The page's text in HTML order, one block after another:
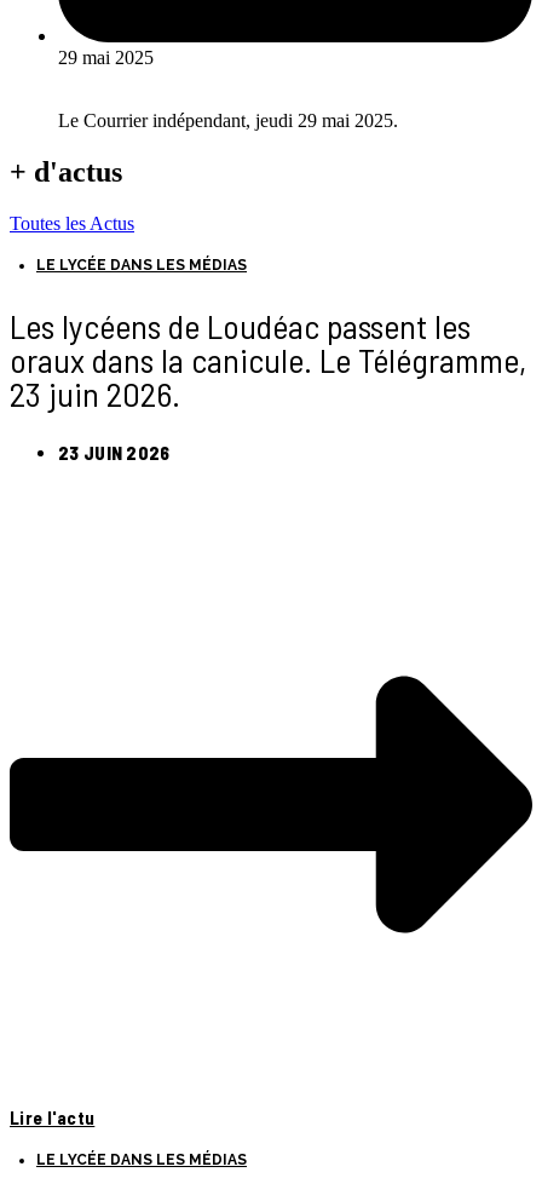
29 mai 2025
Le Courrier indépendant, jeudi 29 mai 2025.
+ d'actus
Toutes les Actus
LE LYCÉE DANS LES MÉDIAS
Les lycéens de Loudéac passent les
oraux dans la canicule. Le Télégramme,
23 juin 2026.
23 JUIN 2026
Lire l'actu
LE LYCÉE DANS LES MÉDIAS